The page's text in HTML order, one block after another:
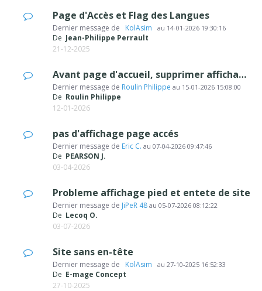
Page d'Accès et Flag des Langues
Dernier message de ‪ KolAsim ‪ ‪ au 14-01-2026 19:30:16
De Jean-Philippe Perrault
21-12-2025
Avant page d'accueil, supprimer affichage page d'accès!
Dernier message de Roulin Philippe au 15-01-2026 15:08:00
De Roulin Philippe
12-01-2026
pas d'affichage page accés
Dernier message de Eric C. au 07-04-2026 09:47:46
De PEARSON J.
03-04-2026
Probleme affichage pied et entete de site
Dernier message de JiPeR 48au 05-07-2026 08:12:22
De Lecoq O.
03-07-2026
Site sans en-tête
Dernier message de ‪ KolAsim ‪ ‪ au 27-10-2025 16:52:33
De E-mage Concept
27-10-2025